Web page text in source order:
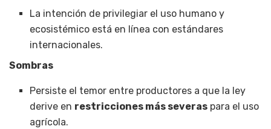
La intención de privilegiar el uso humano y
ecosistémico está en línea con estándares
internacionales.
Sombras
Persiste el temor entre productores a que la ley
derive en restricciones más severas para el uso
agrícola.